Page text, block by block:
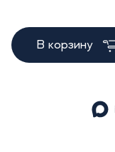
В корзину